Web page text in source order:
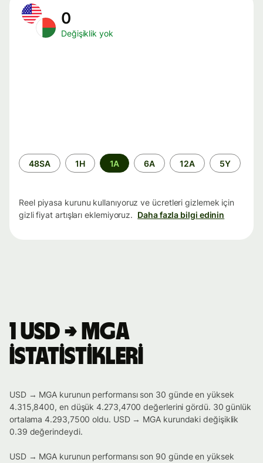
0
Değişiklik yok
Zaman
aralığı
48SA 1H 1A 6A 12A 5Y
Reel piyasa kurunu kullanıyoruz ve ücretleri gizlemek için
gizli fiyat artışları eklemiyoruz. Daha fazla bilgi edinin
1 USD → MGA
istatistikleri
USD → MGA kurunun performansı son 30 günde en yüksek
4.315,8400, en düşük 4.273,4700 değerlerini gördü. 30 günlük
ortalama 4.293,7500 oldu. USD → MGA kurundaki değişiklik
0.39 değerindeydi.
USD → MGA kurunun performansı son 90 günde en yüksek